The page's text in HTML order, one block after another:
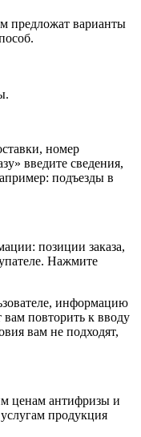
предложат варианты
номер
введите сведения,
подъезды в
позиции заказа,
Нажмите
информацию
повторить к вводу
вам не подходят,
ценам антифризы и
продукция